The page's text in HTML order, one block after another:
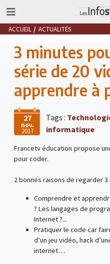
ACCUEIL ACTUALITÉS
3 minutes
série de 20
apprendre à
27
nov.
2017
Tags :
informatique
Francetv éducation propose
pour coder.
2 bonnes raisons de regarder
Comprendre et
? Les langages de
Internet ?...
Pratiquer le code car
d’un jeu vidéo, hack
internet…